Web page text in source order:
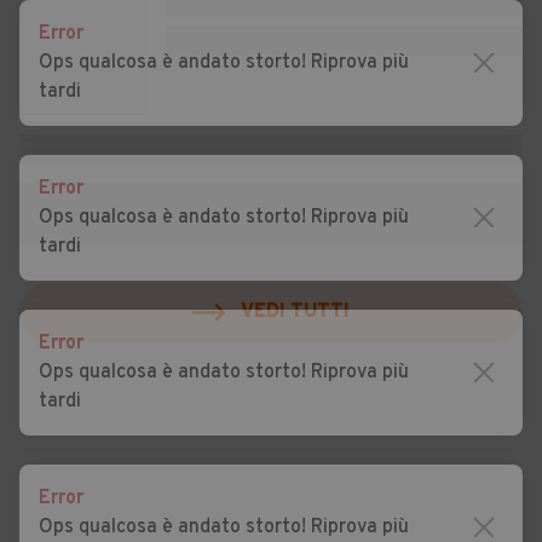
Auto usate Nerviano
Auto usate Novate
Auto usate Noviglio
Auto usate Opera Auto usate Ossona
Auto usate Ozzero
Auto usate Paderno
Auto usate Pantigliate Auto usate Parabiago
Auto usate Paullo
Auto usate Peschiera
Borromeo
Auto usate Pessano con
Auto usate Pieve Emanuele Auto usate Pioltello
Auto usate Pozzo d'Adda
Error
Ops qualcosa è andato storto! Riprova più
tardi
Error
Ops qualcosa è andato storto! Riprova più
tardi
Error
Ops qualcosa è andato storto! Riprova più
tardi
Error
Ops qualcosa è andato storto! Riprova più